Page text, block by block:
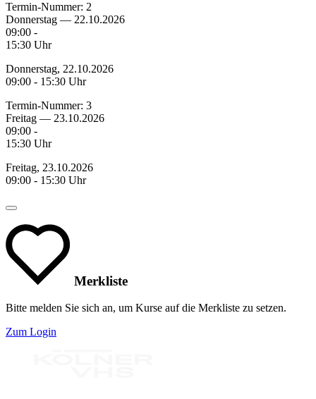
Termin-Nummer: 2
Donnerstag — 22.10.2026
09:00 -
15:30 Uhr
Donnerstag, 22.10.2026
09:00 - 15:30 Uhr
Termin-Nummer: 3
Freitag — 23.10.2026
09:00 -
15:30 Uhr
Freitag, 23.10.2026
09:00 - 15:30 Uhr
Merkliste
Bitte melden Sie sich an, um Kurse auf die Merkliste zu setzen.
Zum Login